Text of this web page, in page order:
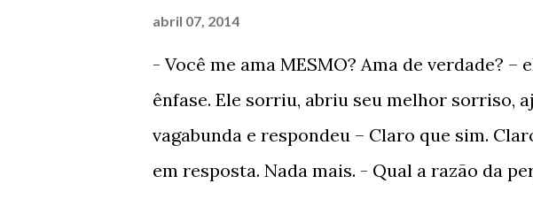
Ficou em silêncio por alguns instantes,
lágrimas e da chuva. Após tentar acender
foi embora de vez daquele lugar. E foi
lugar em que ele foi, por algum tempo,
lugar em que ele foi, por algum tempo,
abril 07, 2014
- Você me ama MESMO? Ama de verdade? –
ênfase. Ele sorriu, abriu seu melhor sorriso,
vagabunda e respondeu – Claro que sim.
em resposta. Nada mais. - Qual a razão da